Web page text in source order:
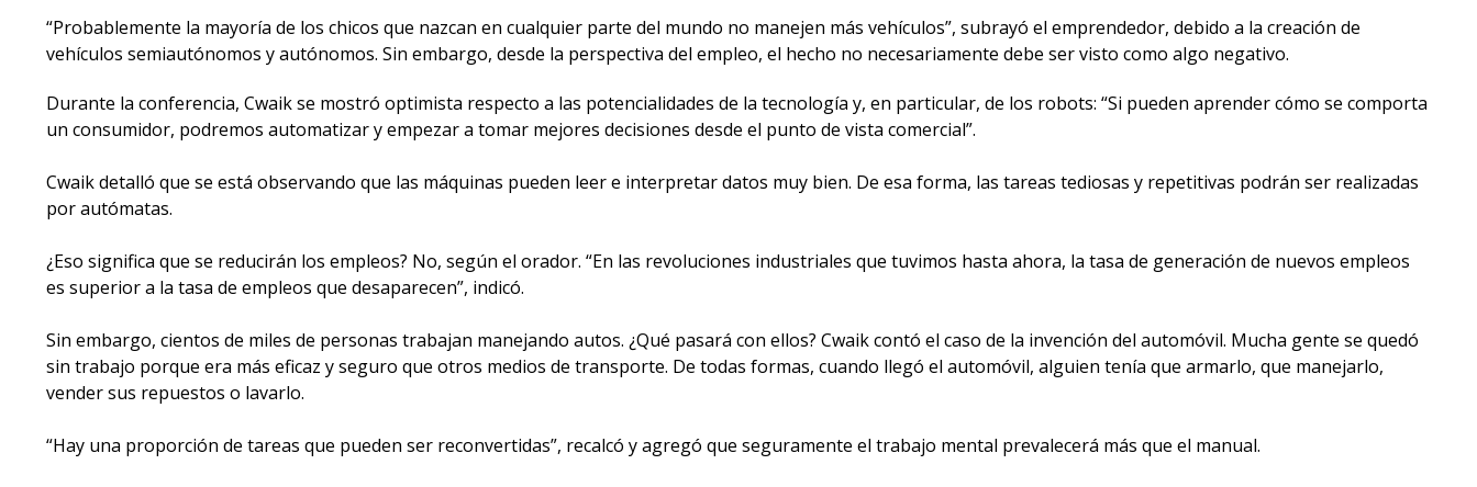
“Probablemente la mayoría de los chicos que nazcan en cualquier parte del mundo no manejen más vehículos”, subrayó el emprendedor, debido a la creación de
vehículos semiautónomos y autónomos. Sin embargo, desde la perspectiva del empleo, el hecho no necesariamente debe ser visto como algo negativo.
Durante la conferencia, Cwaik se mostró optimista respecto a las potencialidades de la tecnología y, en particular, de los robots: “Si pueden aprender cómo se comporta
un consumidor, podremos automatizar y empezar a tomar mejores decisiones desde el punto de vista comercial”.
Cwaik detalló que se está observando que las máquinas pueden leer e interpretar datos muy bien. De esa forma, las tareas tediosas y repetitivas podrán ser realizadas
por autómatas.
¿Eso significa que se reducirán los empleos? No, según el orador. “En las revoluciones industriales que tuvimos hasta ahora, la tasa de generación de nuevos empleos
es superior a la tasa de empleos que desaparecen”, indicó.
Sin embargo, cientos de miles de personas trabajan manejando autos. ¿Qué pasará con ellos? Cwaik contó el caso de la invención del automóvil. Mucha gente se quedó
sin trabajo porque era más eficaz y seguro que otros medios de transporte. De todas formas, cuando llegó el automóvil, alguien tenía que armarlo, que manejarlo,
vender sus repuestos o lavarlo.
“Hay una proporción de tareas que pueden ser reconvertidas”, recalcó y agregó que seguramente el trabajo mental prevalecerá más que el manual.